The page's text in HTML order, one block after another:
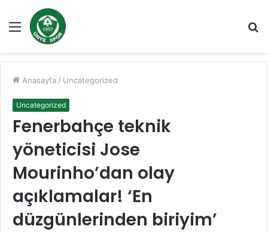
Menü
...
Anasayfa / Uncategorized
Uncategorized
Fenerbahçe teknik
yöneticisi Jose
Mourinho’dan olay
açıklamalar! ‘En
düzgünlerinden biriyim’